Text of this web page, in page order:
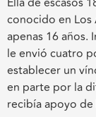
conocido en Los
apenas 16 años.
le envió cuatro
establecer un
en parte por la
recibía apoyo de